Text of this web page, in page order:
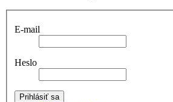
E-mail
Heslo